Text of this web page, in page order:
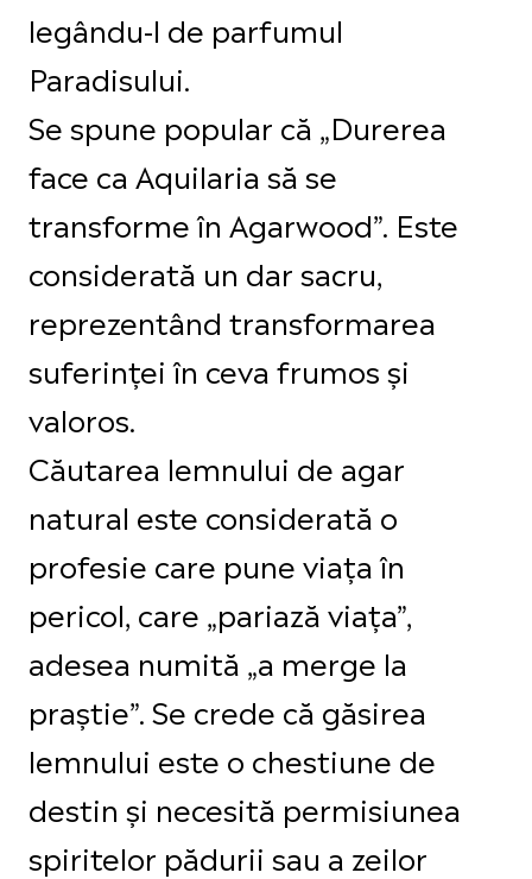
legându-l de parfumul
Paradisului.
Se spune popular că „Durerea
face ca Aquilaria să se
transforme în Agarwood”. Este
considerată un dar sacru,
reprezentând transformarea
suferinței în ceva frumos și
valoros.
Căutarea lemnului de agar
natural este considerată o
profesie care pune viața în
pericol, care „pariază viața”,
adesea numită „a merge la
praștie”. Se crede că găsirea
lemnului este o chestiune de
destin și necesită permisiunea
spiritelor pădurii sau a zeilor